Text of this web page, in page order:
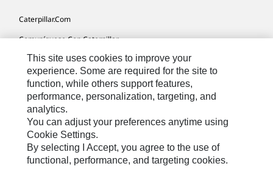
Caterpillar.com
Comuníquese Con Caterpillar
Mis Preferencias De Marketing
Mapa Del Sitio
Cookie Settings
Avisos Legales
Privacidad
This site uses cookies to improve your
experience. Some are required for the site to
function, while others support features,
performance, personalization, targeting, and
analytics.
You can adjust your preferences anytime using
Cookie Settings.
By selecting I Accept, you agree to the use of
functional, performance, and targeting cookies.